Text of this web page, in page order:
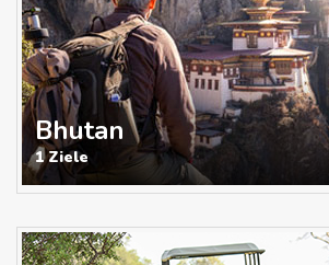
Bhutan
1 Ziele